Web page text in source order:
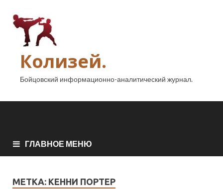
Колизей.
Бойцовский информационно-аналитический журнал.
ГЛАВНОЕ МЕНЮ
МЕТКА: КЕННИ ПОРТЕР